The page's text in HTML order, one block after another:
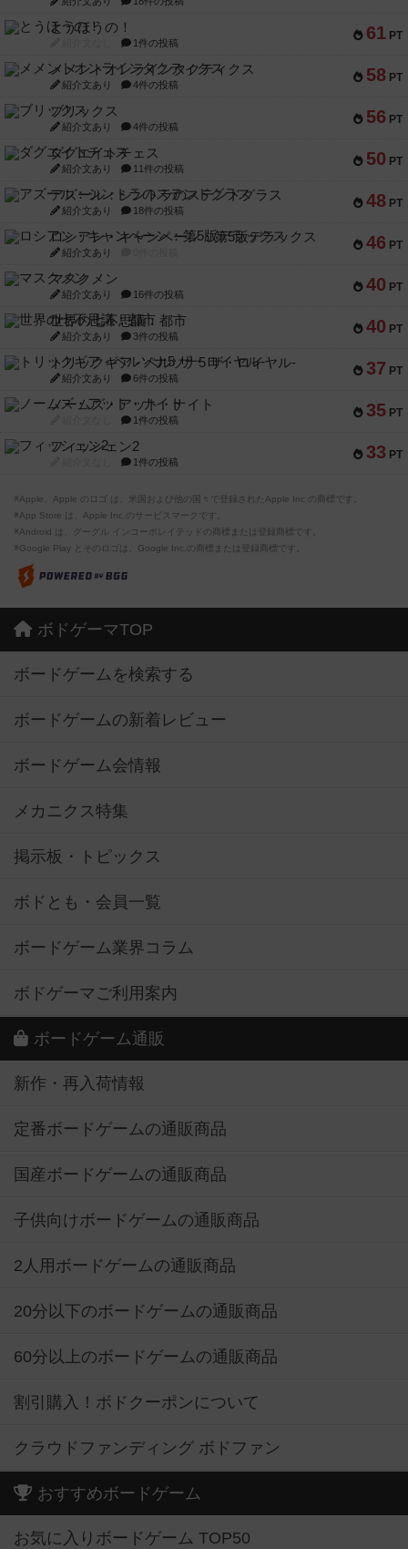
61 PT
とうほうの！
1件の投稿
58 PT
メメントオンラインタクティクス
紹介文あり 4件の投稿
56 PT
ブリックス
紹介文あり 4件の投稿
50 PT
ダグエイトチェス
紹介文あり 11件の投稿
48 PT
アズール：シントラのステンドグラス
紹介文あり 18件の投稿
46 PT
ロシアン・キャンペーン：第5版デラックス
紹介文あり
40 PT
マスクメン
紹介文あり 16件の投稿
40 PT
世界の七不思議：都市
紹介文あり 3件の投稿
37 PT
トリックギア - ペルソナ5 ザ・ロイヤル-
紹介文あり 6件の投稿
35 PT
ノームズ・アット・ナイト
1件の投稿
33 PT
フィッシェン2
1件の投稿
※Apple、Apple のロゴ は、米国および他の国々で登録されたApple Inc.の商標です。
※App Store は、Apple Inc.のサービスマークです。
※Android は、グーグル インコーポレイテッドの商標または登録商標です。
※Google Play とそのロゴは、Google Inc.の商標または登録商標です。
ボドゲーマTOP
ボードゲームを検索する
ボードゲームの新着レビュー
ボードゲーム会情報
メカニクス特集
掲示板・トピックス
ボドとも・会員一覧
ボードゲーム業界コラム
ボドゲーマご利用案内
ボードゲーム通販
新作・再入荷情報
定番ボードゲームの通販商品
国産ボードゲームの通販商品
子供向けボードゲームの通販商品
2人用ボードゲームの通販商品
20分以下のボードゲームの通販商品
60分以上のボードゲームの通販商品
割引購入！ボドクーポンについて
クラウドファンディング ボドファン
おすすめボードゲーム
お気に入りボードゲーム TOP50